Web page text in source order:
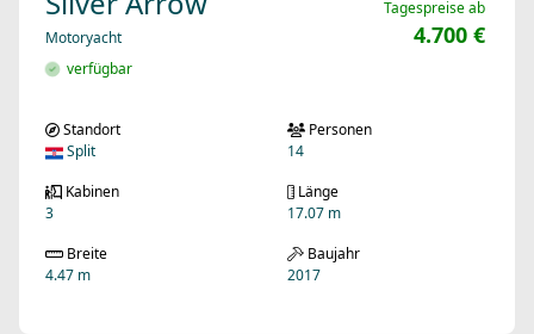
Motoryacht
verfügbar
Tagespreise ab
4.700 €
Standort
Split
Personen
14
Kabinen
3
Länge
17.07 m
Breite
4.47 m
Baujahr
2017